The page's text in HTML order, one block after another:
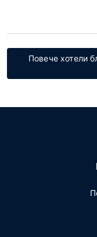
Повече хотели